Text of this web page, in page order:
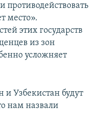
противодействовать
место».
этих государств
из зон
усложняет
Узбекистан будут
нам назвали